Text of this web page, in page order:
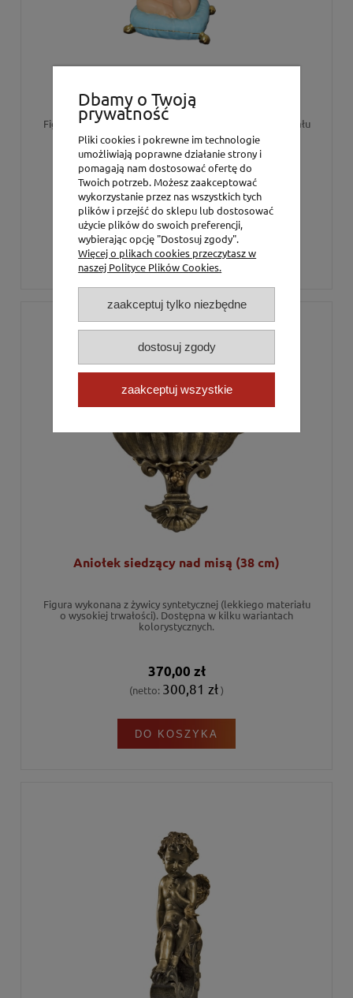
Figura wykonana z żywicy syntetycznej (lekkiego materiału
o wysokiej trwałości). Dostępna w kilku wariantach
kolorystycznych.
360,00 zł
(netto:292,68 zł)
DO KOSZYKA
Aniołek siedzący nad misą (38 cm)
Figura wykonana z żywicy syntetycznej (lekkiego materiału
o wysokiej trwałości). Dostępna w kilku wariantach
kolorystycznych.
370,00 zł
(netto: 300,81 zł)
DO KOSZYKA
Dbamy o Twoją
prywatność
Pliki cookies i pokrewne im technologie
umożliwiają poprawne działanie strony i
pomagają nam dostosować ofertę do
Twoich potrzeb. Możesz zaakceptować
wykorzystanie przez nas wszystkich tych
plików i przejść do sklepu lub dostosować
użycie plików do swoich preferencji,
wybierając opcję "Dostosuj zgody".
Więcej o plikach cookies przeczytasz w
naszej Polityce Plików Cookies.
zaakceptuj tylko niezbędne
dostosuj zgody
zaakceptuj wszystkie